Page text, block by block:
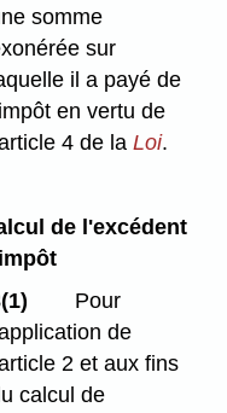
somme
sur
il a payé de
en vertu de
4 de laLoi.
de l'excédent
Pour
de
2 et aux fins
calcul de